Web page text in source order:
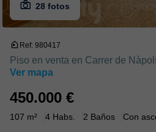
28 fotos
Ref: 980417
Piso en venta en Carrer de
Ver mapa
450.000 €
107 m² 4 Habs. 2 Baños Con